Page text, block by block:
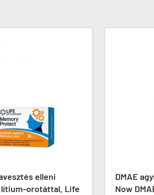
elleni
orotáttal, Life
DMAE
Now